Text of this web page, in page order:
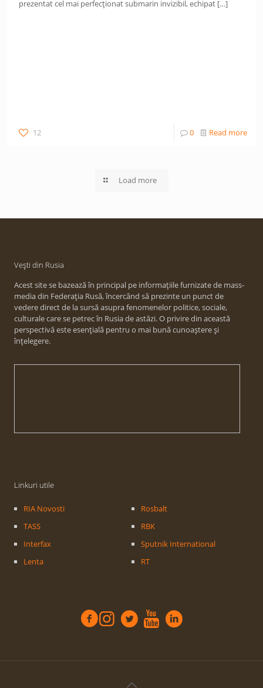
prezentat cel mai perfecționat submarin invizibil, echipat […]
12 0 Read more
Load more
Vești din Rusia
Acest site se bazează în principal pe informațiile furnizate de mass-
media din Federația Rusă, încercând să prezinte un punct de
vedere direct de la sursă asupra fenomenelor politice, sociale,
culturale care se petrec în Rusia de astăzi. O privire din această
perspectivă este esențială pentru o mai bună cunoaștere și
înțelegere.
Linkuri utile
RIA Novosti
TASS
Interfax
Lenta
Rosbalt
RBK
Sputnik International
RT